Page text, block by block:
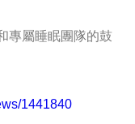
專屬睡眠團隊的鼓
1441840